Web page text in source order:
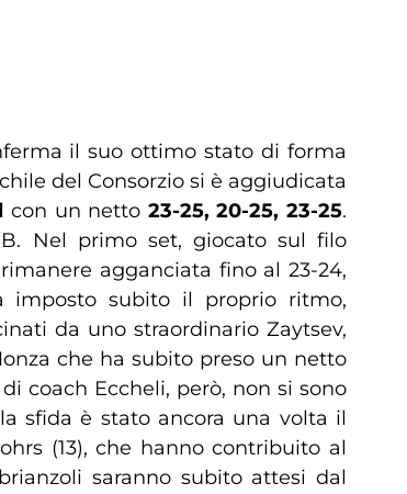
il suo ottimo stato di forma
del Consorzio si è aggiudicata
con un netto 23-25, 20-25, 23-25.
Nel primo set, giocato sul filo
agganciata fino al 23-24,
imposto subito il proprio ritmo,
da uno straordinario Zaytsev,
che ha subito preso un netto
coach Eccheli, però, non si sono
sfida è stato ancora una volta il
(13), che hanno contribuito al
saranno subito attesi dal